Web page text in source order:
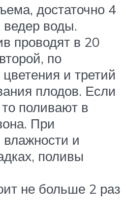
достаточно 4
ведер воды.
проводят в 20
по
и третий
плодов. Если
поливают в
При
и
поливы
не больше 2 раз